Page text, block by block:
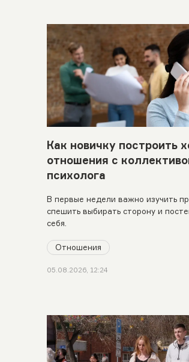
Как новичку построить
отношения с
психолога
В первые недели важно изучить
спешить выбирать сторону и
себя.
Отношения
05.08.2026, 12:24